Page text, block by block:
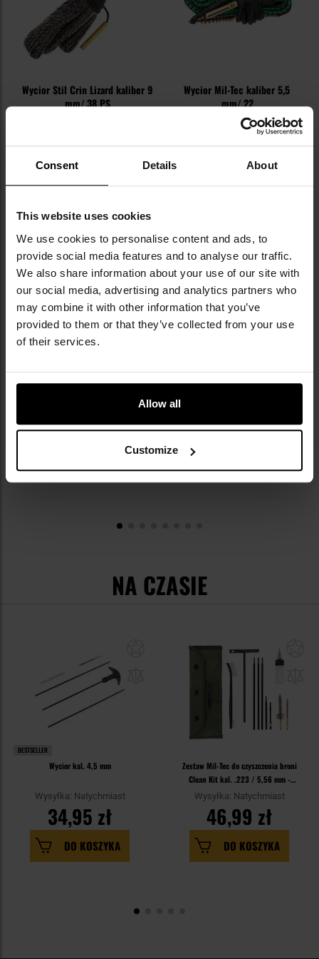
Consent Details About
This website uses cookies
We use cookies to personalise content and ads, to
provide social media features and to analyse our traffic.
We also share information about your use of our site with
our social media, advertising and analytics partners who
may combine it with other information that you’ve
provided to them or that they’ve collected from your use
of their services.
Allow all
Customize
Wycior Stil Crin Lizard kaliber 9
mm/.38 PS
49,99 zł
DO KOSZYKA
Wycior Mil-Tec kaliber 5,5
mm/.22
Brak możliwości
46,99 zł
NAJNOWSZE OPINIE
34,95 zł
NA CZASIE
BESTSELLER
Wycior kal. 4,5 mm
Wysyłka: Natychmiast
34,95 zł
DO KOSZYKA
Zestaw Mil-Tec do czyszczenia broni
Clean Kit kal. .223 / 5,56 mm -
Olive
Wysyłka: Natychmiast
46,99 zł
DO KOSZYKA